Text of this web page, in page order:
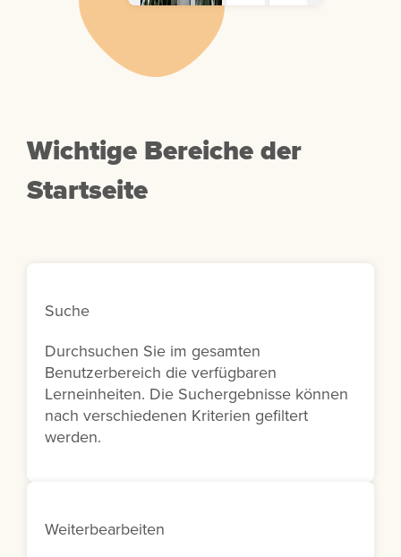
Wichtige Bereiche der
Startseite
Suche
Durchsuchen Sie im gesamten
Benutzerbereich die verfügbaren
Lerneinheiten. Die Suchergebnisse können
nach verschiedenen Kriterien gefiltert
werden.
Weiterbearbeiten